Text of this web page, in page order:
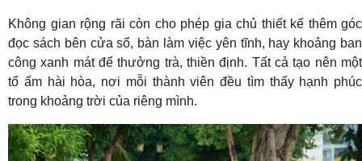
Không gian rộng rãi còn cho phép gia chủ thiết kế thêm góc
đọc sách bên cửa sổ, bàn làm việc yên tĩnh, hay khoảng ban
công xanh mát để thưởng trà, thiền định. Tất cả tạo nên một
tổ ấm hài hòa, nơi mỗi thành viên đều tìm thấy hạnh phúc
trong khoảng trời của riêng mình.